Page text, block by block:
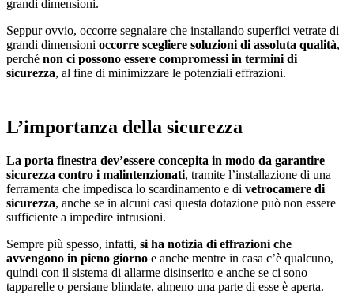
grandi dimensioni.
Seppur ovvio, occorre segnalare che installando superfici vetrate di
grandi dimensioni occorre scegliere soluzioni di assoluta qualità,
perché non ci possono essere compromessi in termini di
sicurezza, al fine di minimizzare le potenziali effrazioni.
L’importanza della sicurezza
La porta finestra dev’essere concepita in modo da garantire
sicurezza contro i malintenzionati, tramite l’installazione di una
ferramenta che impedisca lo scardinamento e di vetrocamere di
sicurezza, anche se in alcuni casi questa dotazione può non essere
sufficiente a impedire intrusioni.
Sempre più spesso, infatti, si ha notizia di effrazioni che
avvengono in pieno giorno e anche mentre in casa c’è qualcuno,
quindi con il sistema di allarme disinserito e anche se ci sono
tapparelle o persiane blindate, almeno una parte di esse è aperta.